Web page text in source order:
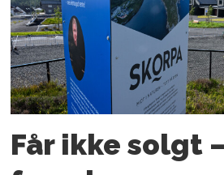
Får ikke solgt